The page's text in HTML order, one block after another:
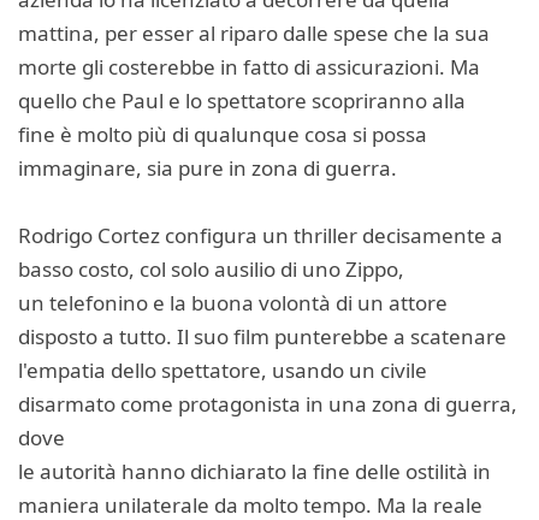
mattina, per esser al riparo dalle spese che la sua
morte gli costerebbe in fatto di assicurazioni. Ma
quello che Paul e lo spettatore scopriranno alla
fine è molto più di qualunque cosa si possa
immaginare, sia pure in zona di guerra.
Rodrigo Cortez configura un thriller decisamente a
basso costo, col solo ausilio di uno Zippo,
un telefonino e la buona volontà di un attore
disposto a tutto. Il suo film punterebbe a scatenare
l'empatia dello spettatore, usando un civile
disarmato come protagonista in una zona di guerra,
dove
le autorità hanno dichiarato la fine delle ostilità in
maniera unilaterale da molto tempo. Ma la reale